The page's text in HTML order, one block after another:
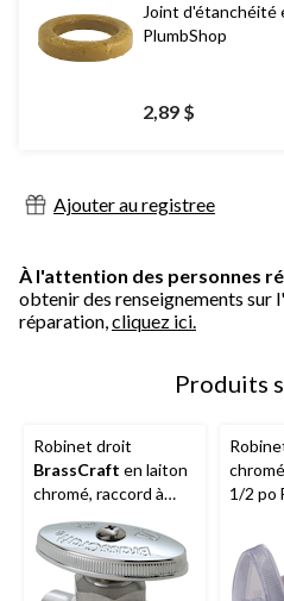
Joint d'étanchéité
PlumbShop
2,89 $
Ajouter au registree
À l'attention des personnes
obtenir des renseignements sur
réparation,cliquez ici.
Produits
Robinet droit
BrassCraft en laiton
chromé, raccord à
souder nominal 1/2
po x extrémité à
compression 3/8 po
DE
chromé
1/2 po